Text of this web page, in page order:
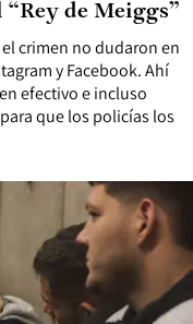
crimen no dudaron en
y Facebook. Ahí
efectivo e incluso
que los policías los
de Meiggs”